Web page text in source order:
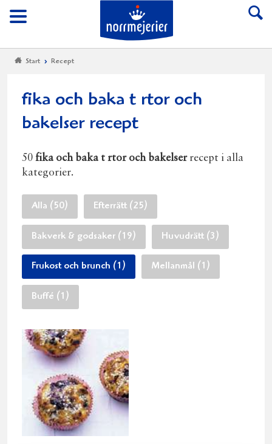
Meny
Till Norrmejerier
Start Recept
fika och baka t rtor och
bakelser recept
50 fika och baka t rtor och bakelserrecept i alla
kategorier.
Alla (50) Efterrätt (25)
Bakverk & godsaker (19) Huvudrätt (3)
Frukost och brunch (1) Mellanmål (1)
Buffé (1)